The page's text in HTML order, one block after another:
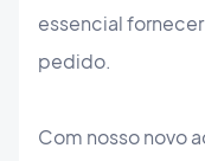
essencial
pedido.
Com nosso novo